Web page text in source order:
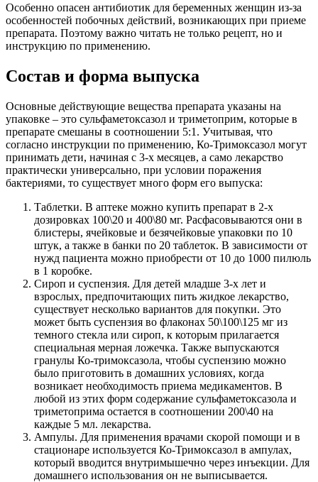
Особенно опасен антибиотик для беременных женщин из-за
особенностей побочных действий, возникающих при приеме
препарата. Поэтому важно читать не только рецепт, но и
инструкцию по применению.
Состав и форма выпуска
Основные действующие вещества препарата указаны на
упаковке – это сульфаметоксазол и триметоприм, которые в
препарате смешаны в соотношении 5:1. Учитывая, что
согласно инструкции по применению, Ко-Тримоксазол могут
принимать дети, начиная с 3-х месяцев, а само лекарство
практически универсально, при условии поражения
бактериями, то существует много форм его выпуска:
Таблетки. В аптеке можно купить препарат в 2-х
дозировках 100\20 и 400\80 мг. Расфасовываются они в
блистеры, ячейковые и безячейковые упаковки по 10
штук, а также в банки по 20 таблеток. В зависимости от
нужд пациента можно приобрести от 10 до 1000 пилюль
в 1 коробке.
Сироп и суспензия. Для детей младше 3-х лет и
взрослых, предпочитающих пить жидкое лекарство,
существует несколько вариантов для покупки. Это
может быть суспензия во флаконах 50\100\125 мг из
темного стекла или сироп, к которым прилагается
специальная мерная ложечка. Также выпускаются
гранулы Ко-тримоксазола, чтобы суспензию можно
было приготовить в домашних условиях, когда
возникает необходимость приема медикаментов. В
любой из этих форм содержание сульфаметоксазола и
триметоприма остается в соотношении 200\40 на
каждые 5 мл. лекарства.
Ампулы. Для применения врачами скорой помощи и в
стационаре используется Ко-Тримоксазол в ампулах,
который вводится внутримышечно через инъекции. Для
домашнего использования он не выписывается.